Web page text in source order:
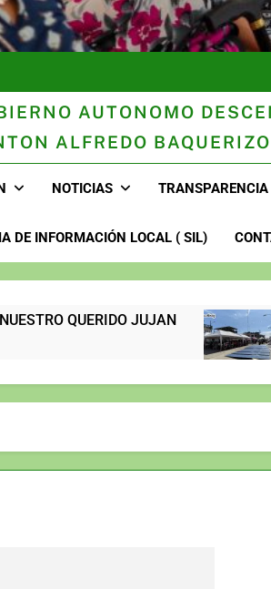
AUTONOMO
ALFREDO
NOTICIAS TRANSPARENCIA
DE INFORMACIÓN LOCAL ( SIL)
QUERIDO JUJAN YOYO VIVE
4 Años Atrás